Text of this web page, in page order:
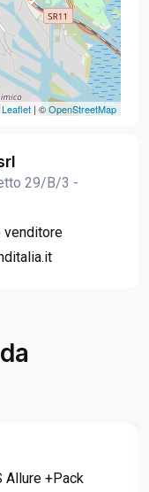
Leaflet | ©OpenStreetMap
29/B/3 -
venditore